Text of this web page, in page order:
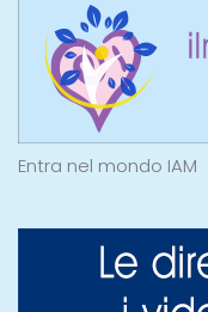
Entra nel mondo IAM